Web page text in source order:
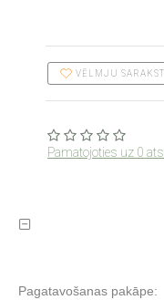
Pamatojoties uz 0
VĒLMJU
Pagatavošanas pakāpe: